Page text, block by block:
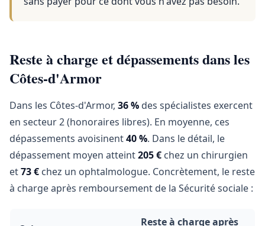
Reste à charge et dépassements dans les
Côtes-d'Armor
Dans les Côtes-d'Armor, 36 % des spécialistes exercent
en secteur 2 (honoraires libres). En moyenne, ces
dépassements avoisinent40 %. Dans le détail, le
dépassement moyen atteint205 € chez un chirurgien
et73 € chez un ophtalmologue. Concrètement, le reste
à charge après remboursement de la Sécurité sociale :
Reste à charge après